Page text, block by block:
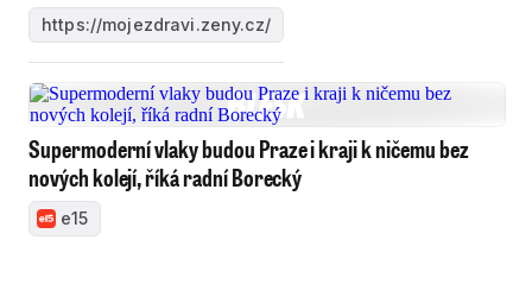
https://mojezdravi.zeny.cz/
Supermoderní vlaky budou Praze i kraji k ničemu bez
nových kolejí, říká radní Borecký
e15